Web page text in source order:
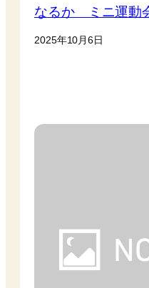
なるか ミニ運動
2025年10月6日